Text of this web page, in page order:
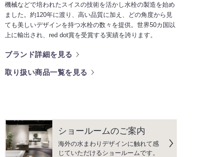
機械などで培われたスイスの技術を活かし水栓の製造を始め
ました。約120年に渡り、高い品質に加え、どの角度から見
ても美しいデザインを持つ水栓の数々を提供。世界50カ国以
上に輸出され、red dot賞を受賞する実績を誇ります。
ブランド詳細を見る
取り扱い商品一覧を見る
ショールームのご案内
海外の水まわりデザインに触れて感
じていただけるショールームです。